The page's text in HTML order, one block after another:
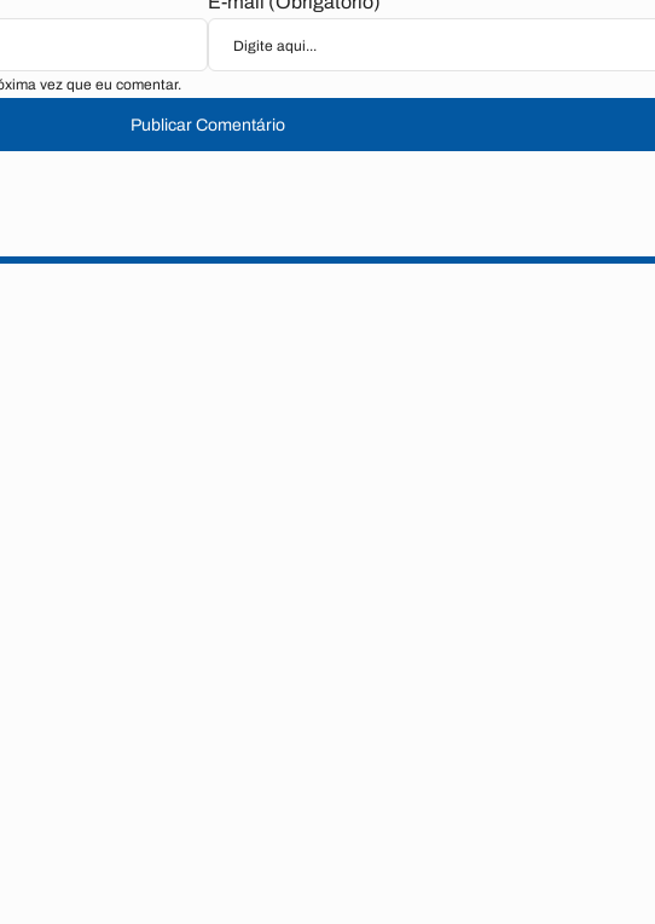
vez que eu comentar.
Publicar Comentário